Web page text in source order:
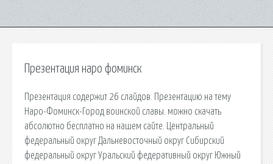
Презентация наро фоминск
Презентация содержит 26 слайдов. Презентацию на тему
Наро-Фоминск-Город воинской славы. можно скачать
абсолютно бесплатно на нашем сайте. Центральный
федеральный округ Дальневосточный округ Сибирский
федеральный округ Уральский федеративный округ Южный